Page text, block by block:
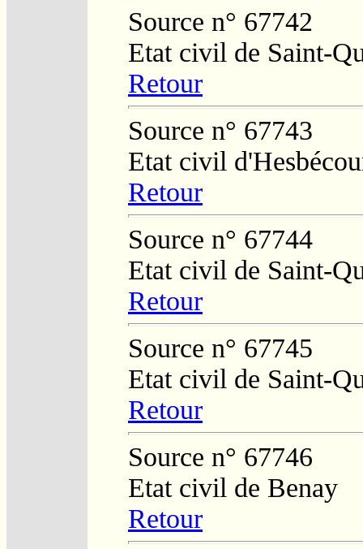
Source n° 67742
Etat civil de Saint-
Retour
Source n° 67743
Etat civil
Retour
Source n° 67744
Etat civil de Saint-
Retour
Source n° 67745
Etat civil de Saint-
Retour
Source n° 67746
Etat civil de Benay
Retour